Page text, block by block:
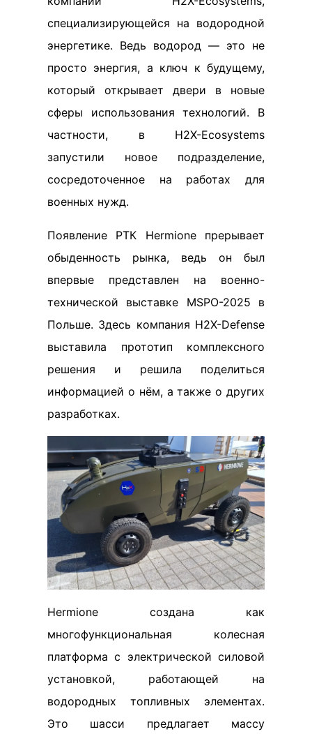
специализирующейся на водородной
энергетике. Ведь водород — это не
просто энергия, а ключ к будущему,
который открывает двери в новые
сферы использования технологий. В
частности, в H2X-Ecosystems
запустили новое подразделение,
сосредоточенное на работах для
военных нужд.
Появление РТК Hermione прерывает
обыденность рынка, ведь он был
впервые представлен на военно-
технической выставке MSPO-2025 в
Польше. Здесь компания H2X-Defense
выставила прототип комплексного
решения и решила поделиться
информацией о нём, а также о других
разработках.
Hermione создана как
многофункциональная колесная
платформа с электрической силовой
установкой, работающей на
водородных топливных элементах.
Это шасси предлагает массу